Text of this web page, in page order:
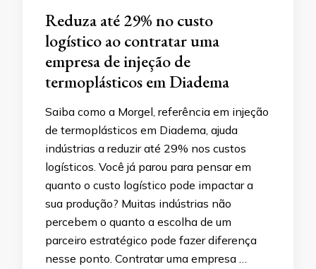
Reduza até 29% no custo
logístico ao contratar uma
empresa de injeção de
termoplásticos em Diadema
Saiba como a Morgel, referência em injeção
de termoplásticos em Diadema, ajuda
indústrias a reduzir até 29% nos custos
logísticos. Você já parou para pensar em
quanto o custo logístico pode impactar a
sua produção? Muitas indústrias não
percebem o quanto a escolha de um
parceiro estratégico pode fazer diferença
nesse ponto. Contratar uma empresa …